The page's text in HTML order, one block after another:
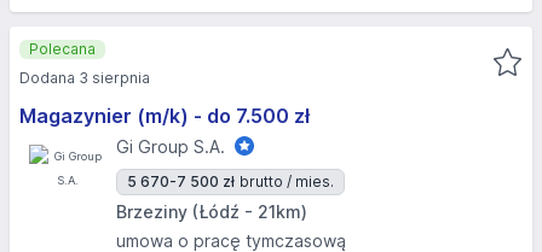
Magazynier (m/k) - do 7.500 zł
Gi Group S.A.
5 670-7 500 zł brutto / mies.
Brzeziny (Łódź - 21km)
umowa o pracę tymczasową
Polecana
Dodana 3 sierpnia